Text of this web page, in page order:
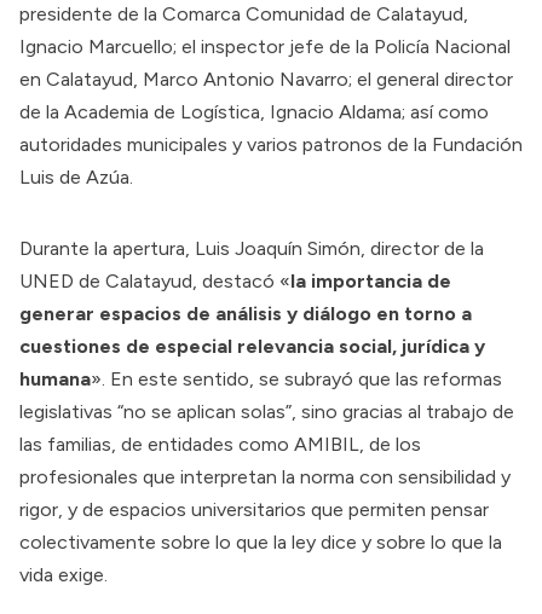
presidente de la Comarca Comunidad de Calatayud,
Ignacio Marcuello; el inspector jefe de la Policía Nacional
en Calatayud, Marco Antonio Navarro; el general director
de la Academia de Logística, Ignacio Aldama; así como
autoridades municipales y varios patronos de la Fundación
Luis de Azúa.
Durante la apertura, Luis Joaquín Simón, director de la
UNED de Calatayud, destacó «la importancia de
generar espacios de análisis y diálogo en torno a
cuestiones de especial relevancia social, jurídica y
humana». En este sentido, se subrayó que las reformas
legislativas “no se aplican solas”, sino gracias al trabajo de
las familias, de entidades como AMIBIL, de los
profesionales que interpretan la norma con sensibilidad y
rigor, y de espacios universitarios que permiten pensar
colectivamente sobre lo que la ley dice y sobre lo que la
vida exige.